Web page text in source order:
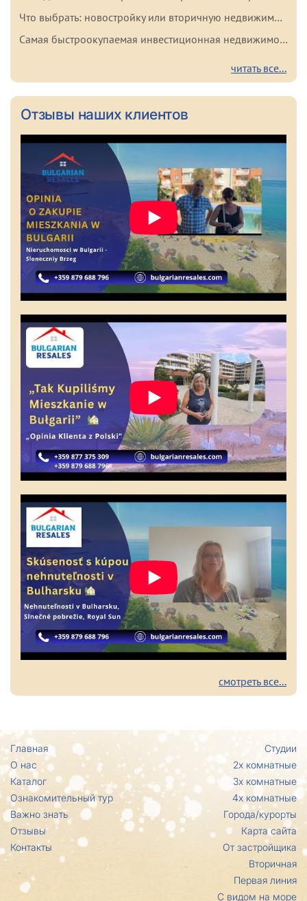
Что выбрать: новостройку или вторичную недвижимость в Болгарии? Плюсы и минусы каждого варианта
Самая быстроокупаемая инвестиционная недвижимость в Болгарии
читать все...
Отзывы наших клиентов
смотреть все...
Главная
О нас
Каталог
Ознакомительный тур
Важно знать
Отзывы
Контакты
Студии
2х комнатные
3х комнатные
4х комнатные
Города/курорты
Карта сайта
От застройщика
Вторичная
Первая линия
С видом на море